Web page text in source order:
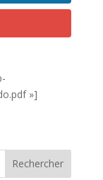
»]